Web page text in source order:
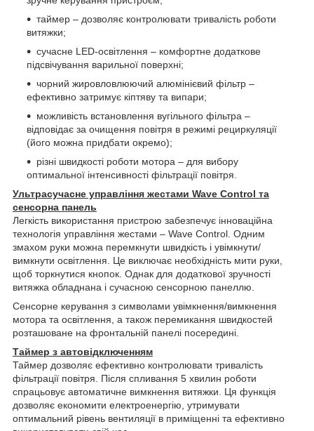
таймер – дозволяє контролювати тривалість роботи
витяжки;
сучасне LED-освітлення – комфортне додаткове
підсвічування варильної поверхні;
чорний жировловлюючий алюмінієвий фільтр –
ефективно затримує кіптяву та випари;
можливість встановлення вугільного фільтра –
відповідає за очищення повітря в режимі рециркуляції
(його можна придбати окремо);
різні швидкості роботи мотора – для вибору
оптимальної інтенсивності фільтрації повітря.
Ультрасучасне управління жестами Wave Control та
сенсорна панель
Легкість використання пристрою забезпечує інноваційна
технологія управління жестами – Wave Control. Одним
змахом руки можна перемкнути швидкість і увімкнути/
вимкнути освітлення. Це виключає необхідність мити руки,
щоб торкнутися кнопок. Однак для додаткової зручності
витяжка обладнана і сучасною сенсорною панеллю.
Сенсорне керування з символами увімкнення/вимкнення
мотора та освітлення, а також перемикання швидкостей
розташоване на фронтальній панелі посередині.
Таймер з автовідключенням
Таймер дозволяє ефективно контролювати тривалість
фільтрації повітря. Після спливання 5 хвилин роботи
спрацьовує автоматичне вимкнення витяжки. Ця функція
дозволяє економити електроенергію, утримувати
оптимальний рівень вентиляції в приміщенні та ефективно